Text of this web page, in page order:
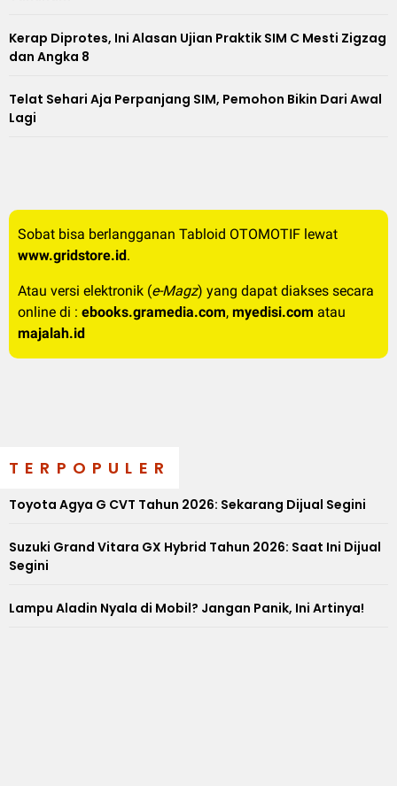
Kerap Diprotes, Ini Alasan Ujian Praktik SIM C Mesti Zigzag
dan Angka 8
Telat Sehari Aja Perpanjang SIM, Pemohon Bikin Dari Awal
Lagi
Sobat bisa berlangganan Tabloid OTOMOTIF lewat
www.gridstore.id.
Atau versi elektronik (e-Magz) yang dapat diakses secara
online di : ebooks.gramedia.com, myedisi.com atau
majalah.id
TERPOPULER
Toyota Agya G CVT Tahun 2026: Sekarang Dijual Segini
Suzuki Grand Vitara GX Hybrid Tahun 2026: Saat Ini Dijual
Segini
Lampu Aladin Nyala di Mobil? Jangan Panik, Ini Artinya!